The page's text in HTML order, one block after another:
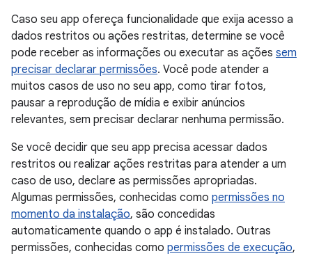
Caso seu app ofereça funcionalidade que exija acesso a
dados restritos ou ações restritas, determine se você
pode receber as informações ou executar as ações sem
precisar declarar permissões. Você pode atender a
muitos casos de uso no seu app, como tirar fotos,
pausar a reprodução de mídia e exibir anúncios
relevantes, sem precisar declarar nenhuma permissão.
Se você decidir que seu app precisa acessar dados
restritos ou realizar ações restritas para atender a um
caso de uso, declare as permissões apropriadas.
Algumas permissões, conhecidas como permissões no
momento da instalação, são concedidas
automaticamente quando o app é instalado. Outras
permissões, conhecidas como permissões de execução,